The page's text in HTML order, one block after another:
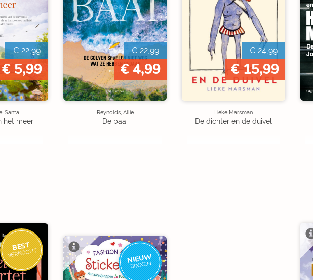
€ 22,99
€ 5,99
Santa
het meer
€ 22,99
€ 4,99
Reynolds, Allie
De baai
€ 24,99
€ 15,99
Lieke Marsman
De dichter en de duivel
BEST
VERKOCHT NIEUW
BINNEN